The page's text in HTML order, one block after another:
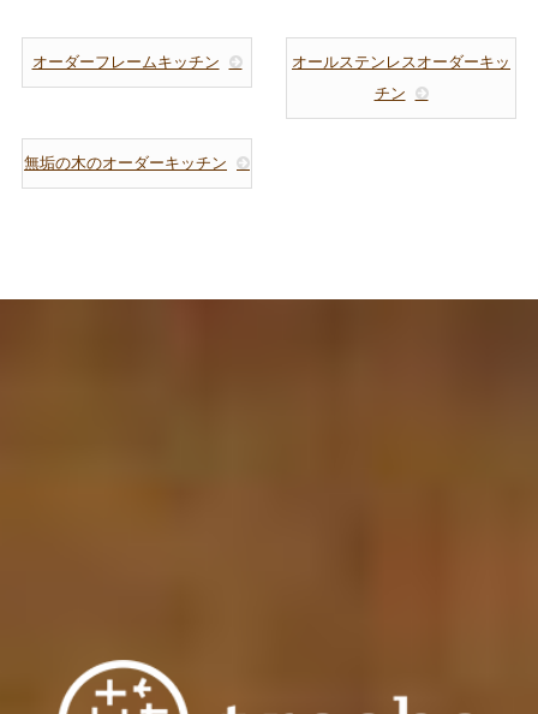
オーダーフレームキッチン
オールステンレスオーダーキッ
チン
無垢の木のオーダーキッチン